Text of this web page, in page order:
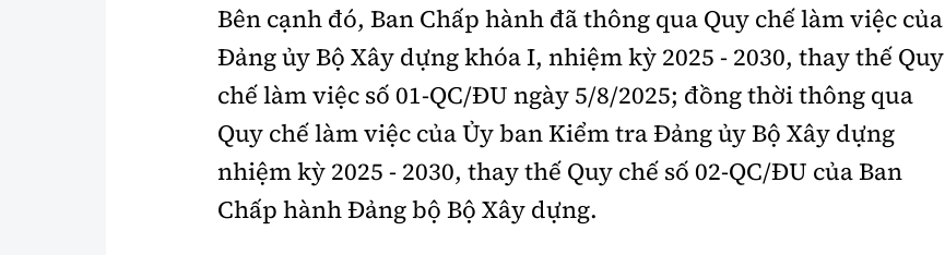
Bên cạnh đó, Ban Chấp hành đã thông qua Quy chế làm việc của
Đảng ủy Bộ Xây dựng khóa I, nhiệm kỳ 2025 - 2030, thay thế Quy
chế làm việc số 01-QC/ĐU ngày 5/8/2025; đồng thời thông qua
Quy chế làm việc của Ủy ban Kiểm tra Đảng ủy Bộ Xây dựng
nhiệm kỳ 2025 - 2030, thay thế Quy chế số 02-QC/ĐU của Ban
Chấp hành Đảng bộ Bộ Xây dựng.